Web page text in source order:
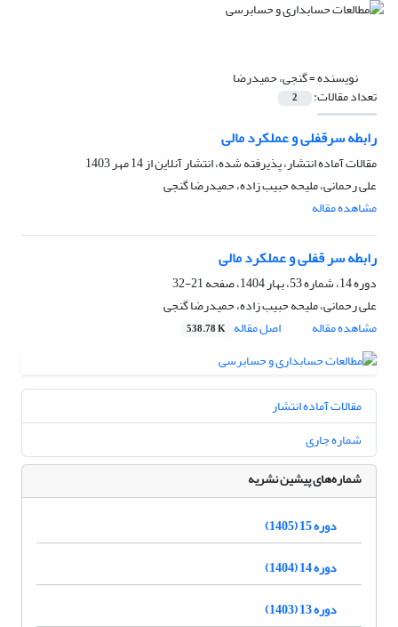
نویسنده =گنجی، حمیدرضا
تعداد مقالات: 2
رابطه سرقفلی و عملکرد مالی
مقالات آماده انتشار، پذیرفته شده، انتشار آنلاین از14 مهر 1403
علی رحمانی، ملیحه حبیب زاده، حمیدرضا گنجی
مشاهده مقاله
رابطه سر قفلی و عملکرد مالی
دوره 14، شماره 53، بهار 1404، صفحه
21-32
علی رحمانی، ملیحه حبیب زاده، حمیدرضا گنجی
مشاهده مقاله
اصل مقاله 538.78 K
مقالات آماده انتشار
شماره جاری
شماره‌های پیشین نشریه
دوره 15 (1405)
دوره 14 (1404)
دوره 13 (1403)